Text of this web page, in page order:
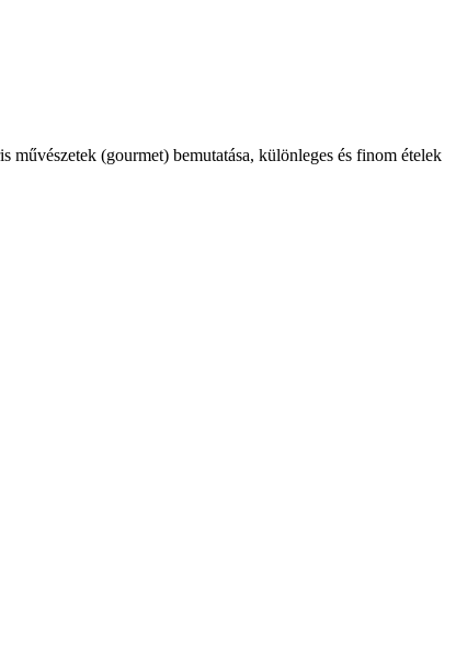
(gourmet) bemutatása, különleges és finom ételek